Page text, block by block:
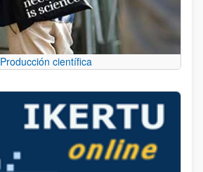
Producción científica